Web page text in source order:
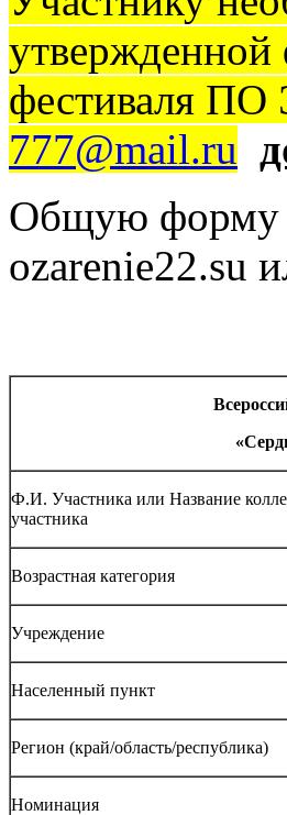
утвержденной
фестиваля
777@mail.ru
Общую форму
ozarenie22.su
Ф.И. Участника или Название
участника
Возрастная категория
Учреждение
Населенный пункт
Регион (край/область/республика)
Номинация